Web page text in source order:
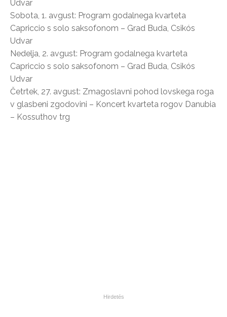
Udvar
Sobota, 1. avgust: Program godalnega kvarteta
Capriccio s solo saksofonom – Grad Buda, Csikós
Udvar
Nedelja, 2. avgust: Program godalnega kvarteta
Capriccio s solo saksofonom – Grad Buda, Csikós
Udvar
Četrtek, 27. avgust: Zmagoslavni pohod lovskega roga
v glasbeni zgodovini – Koncert kvarteta rogov Danubia
– Kossuthov trg